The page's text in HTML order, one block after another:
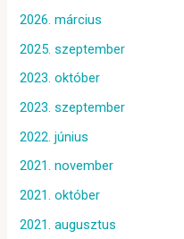
2026. március
2025. szeptember
2023. október
2023. szeptember
2022. június
2021. november
2021. október
2021. augusztus